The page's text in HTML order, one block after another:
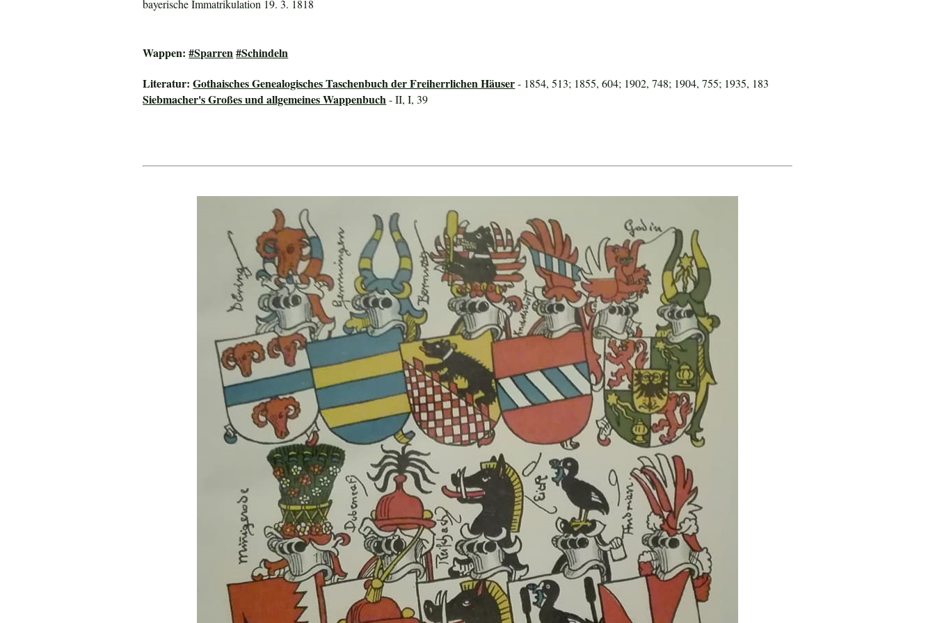
bayerische Immatrikulation 19. 3. 1818
Wappen:#Sparren#Schindeln
Literatur:Gothaisches Genealogisches Taschenbuch der Freiherrlichen Häuser- 1854, 513; 1855, 604; 1902, 748; 1904, 755; 1935, 183
Siebmacher's Großes und allgemeines Wappenbuch- II, I, 39